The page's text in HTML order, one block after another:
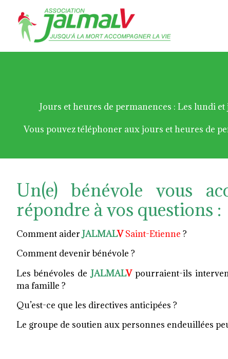
Jours et heures de permanences : Les lundi
Vous pouvez téléphoner aux jours et heures de
Un(e) bénévole vous
répondre à vos questions :
Comment aider JALMALV Saint-Etienne ?
Comment devenir bénévole ?
Les bénévoles de JALMALV pourraient-ils
ma famille ?
Qu’est-ce que les directives anticipées ?
Le groupe de soutien aux personnes endeuillées